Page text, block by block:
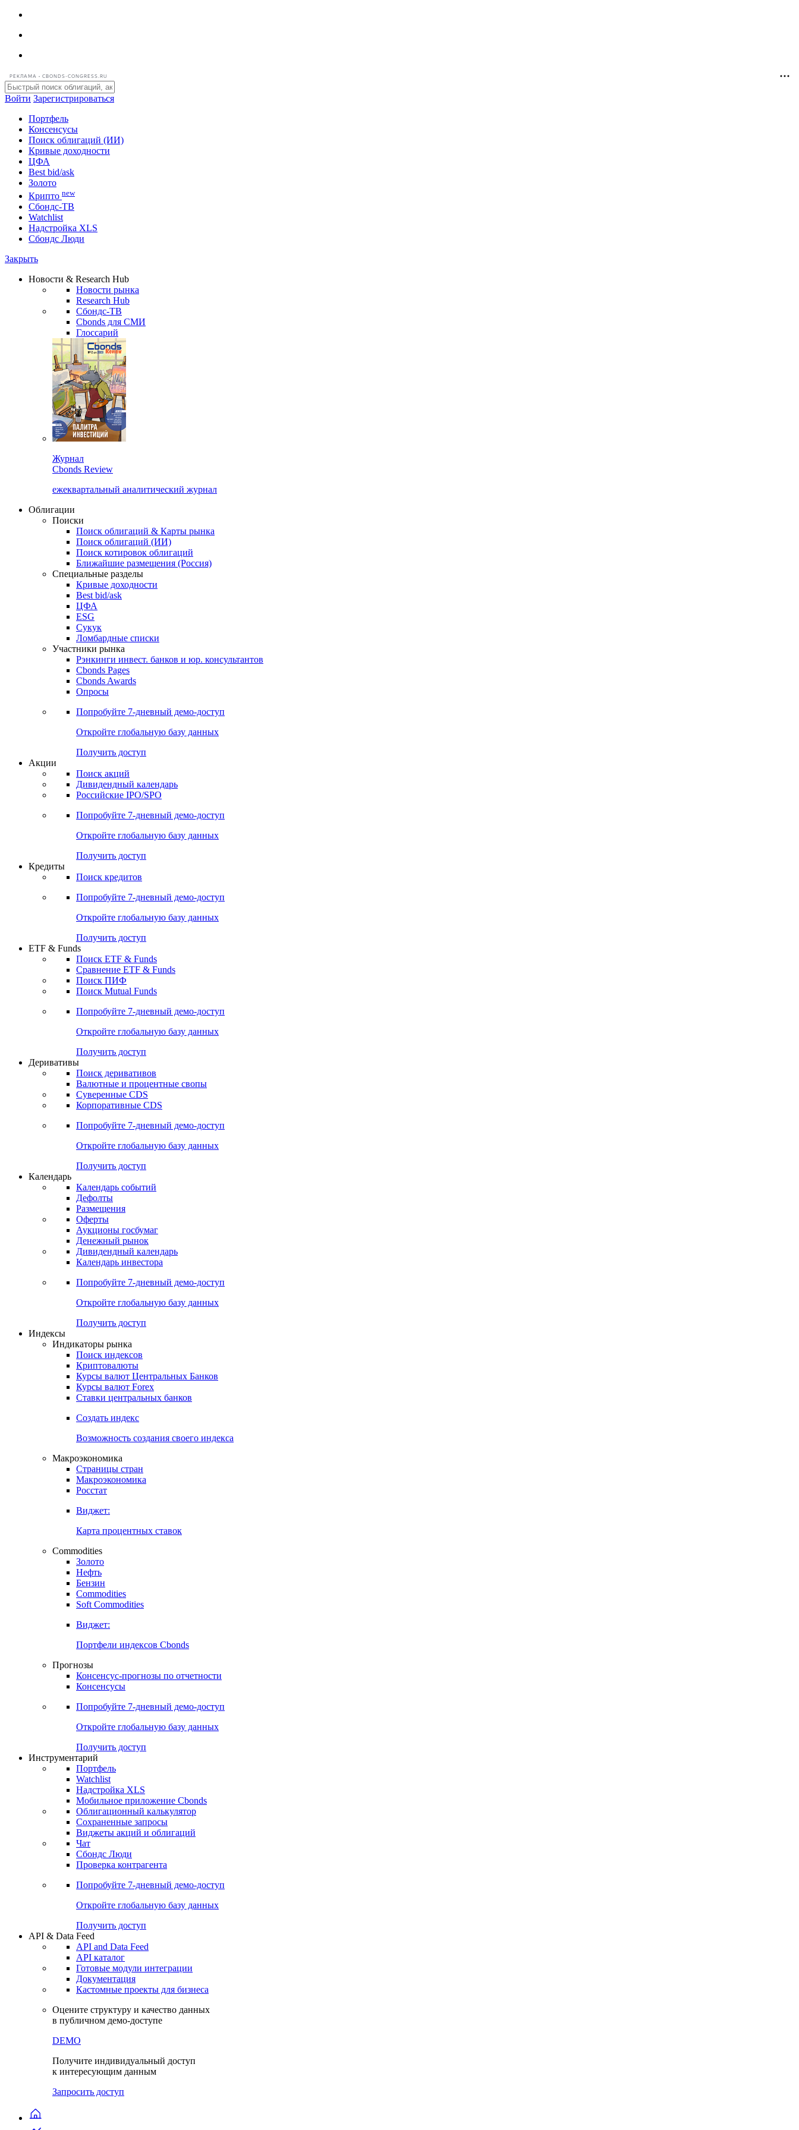
РЕКЛАМА • CBONDS-CONGRESS.RU
Войти Зарегистрироваться
Портфель
Консенсусы
Поиск облигаций (ИИ)
Кривые доходности
ЦФА
Best bid/ask
Золото
Криптоnew
Сбондс-ТВ
Надстройка XLS
Сбондс Люди
Новости & Research Hub
Новости рынка
Research Hub
Сбондс-ТВ
Cbonds для СМИ
Глоссарий
Журнал
Cbonds Review
ежеквартальный аналитический журнал
Облигации
Поиски
Поиск облигаций & Карты рынка
Поиск облигаций (ИИ)
Поиск котировок облигаций
Ближайшие размещения (Россия)
Специальные разделы
Кривые доходности
Best bid/ask
ЦФА
ESG
Сукук
Ломбардные списки
Участники рынка
Рэнкинги инвест. банков и юр. консультантов
Cbonds Pages
Cbonds Awards
Опросы
Попробуйте7-дневный
Откройте глобальную базу данных
Получить доступ
Акции
Поиск акций
Дивидендный календарь
Российские IPO/SPO
Попробуйте7-дневный
Откройте глобальную базу данных
Получить доступ
Кредиты
Поиск кредитов
Попробуйте7-дневный
Откройте глобальную базу данных
Получить доступ
ETF & Funds
Поиск ETF & Funds
Сравнение ETF & Funds
Поиск ПИФ
Поиск Mutual Funds
Попробуйте7-дневный
Откройте глобальную базу данных
Получить доступ
Деривативы
Поиск деривативов
Валютные и процентные свопы
Суверенные CDS
Корпоративные CDS
Попробуйте7-дневный
Откройте глобальную базу данных
Получить доступ
Календарь
Календарь событий
Дефолты
Размещения
Оферты
Аукционы госбумаг
Денежный рынок
Дивидендный календарь
Календарь инвестора
Попробуйте7-дневный
Получить доступ
Индикаторы рынка
Поиск индексов
Криптовалюты
Курсы валют Центральных Банков
Курсы валют Forex
Ставки центральных банков
Создать индекс
Возможность создания своего индекса
Макроэкономика
Страницы стран
Макроэкономика
Росстат
Виджет:
Карта процентных ставок
Commodities
Золото
Нефть
Бензин
Commodities
Soft Commodities
Виджет:
Портфели индексов Cbonds
Прогнозы
Консенсус-прогнозы по отчетности
Консенсусы
Попробуйте7-дневный
Откройте глобальную базу данных
Получить доступ
Инструментарий
Портфель
Watchlist
Надстройка XLS
Мобильное приложение Cbonds
Облигационный калькулятор
Сохраненные запросы
Виджеты акций и облигаций
Чат
Сбондс Люди
Проверка контрагента
Попробуйте7-дневный
Откройте глобальную базу данных
Получить доступ
API & Data Feed
API and Data Feed
API каталог
Документация
Кастомные проекты для бизнеса
Оцените структуру и качество данных
в публичном демо-доступе
DEMO
Получите индивидуальный доступ